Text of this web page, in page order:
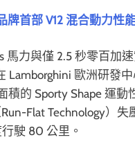
牌首部 V12 混合動力性
馬力與僅 2.5 秒零百加
Lamborghini 歐洲研發
的 Sporty Shape 運
Flat Technology）
駛 80 公里。